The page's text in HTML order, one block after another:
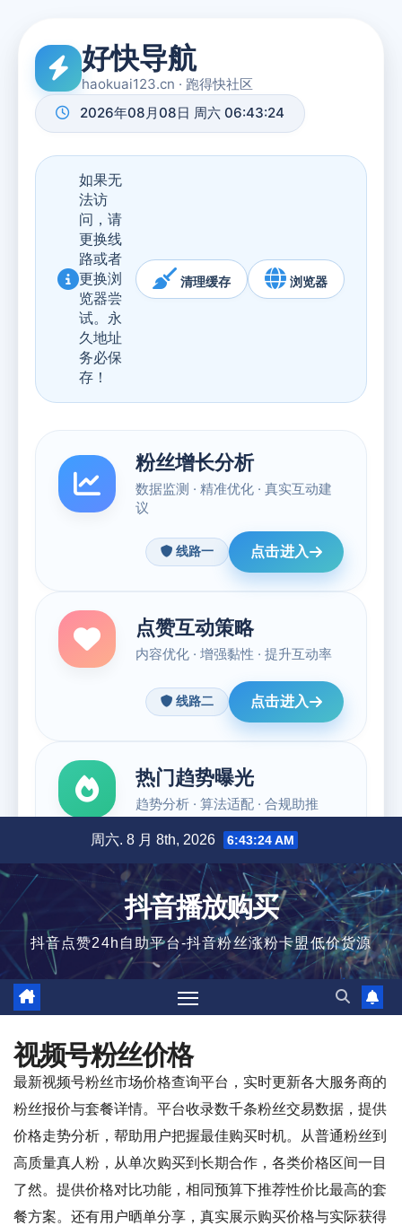
内
容
周六. 8 月 8th, 2026 6:43:25 AM
抖音播放购买
抖音点赞24h自助平台-抖音粉丝涨粉卡盟低价货源
视频号粉丝价格
最新视频号粉丝市场价格查询平台，实时更新各大服务商的
粉丝报价与套餐详情。平台收录数千条粉丝交易数据，提供
价格走势分析，帮助用户把握最佳购买时机。从普通粉丝到
高质量真人粉，从单次购买到长期合作，各类价格区间一目
了然。提供价格对比功能，相同预算下推荐性价比最高的套
餐方案。还有用户晒单分享，真实展示购买价格与实际获得